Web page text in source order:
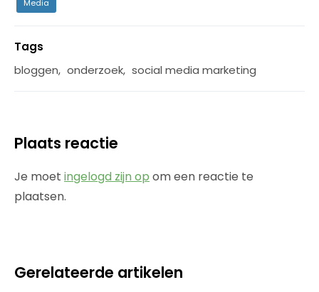
Media
Tags
bloggen, onderzoek, social media marketing
Plaats reactie
Je moet ingelogd zijn op om een reactie te
plaatsen.
Gerelateerde artikelen